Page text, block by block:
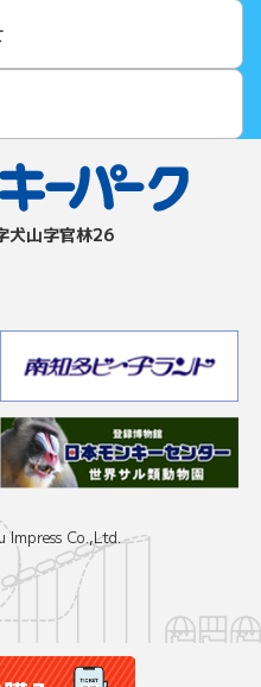
⽝⼭字官林26
Impress Co.,Ltd.